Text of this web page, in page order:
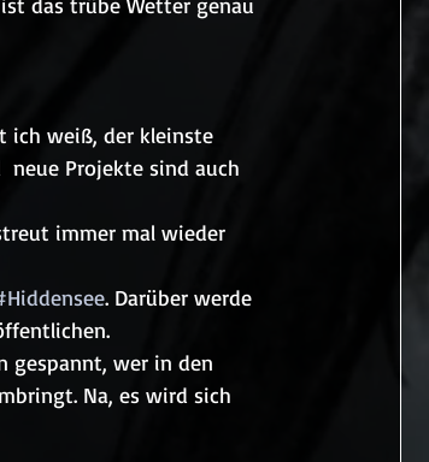
ich weiß, der kleinste
neue Projekte sind auch
immer mal wieder
. Darüber werde
gespannt, wer in den
Na, es wird sich